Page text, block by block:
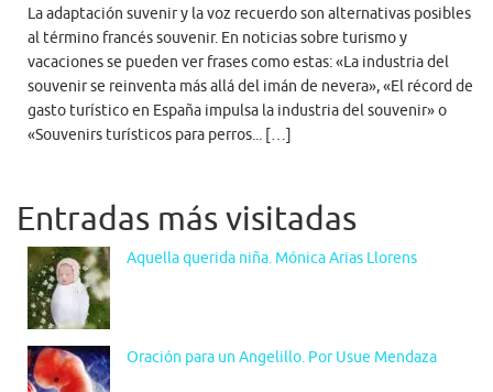
La adaptación suvenir y la voz recuerdo son alternativas posibles
al término francés souvenir. En noticias sobre turismo y
vacaciones se pueden ver frases como estas: «La industria del
souvenir se reinventa más allá del imán de nevera», «El récord de
gasto turístico en España impulsa la industria del souvenir» o
«Souvenirs turísticos para perros... […]
Entradas más visitadas
Aquella querida niña. Mónica Arias Llorens
Oración para un Angelillo. Por Usue Mendaza